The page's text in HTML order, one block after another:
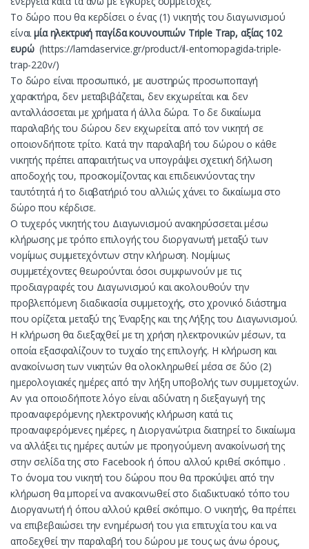
Το δώρο που θα κερδίσει ο ένας (1) νικητής του διαγωνισμού
είναι μία ηλεκτρική παγίδα κουνουπιών Triple Trap, αξίας 102
ευρώ(https://lamdaservice.gr/product/il-entomopagida-triple-
trap-220v/)
Το δώρο είναι προσωπικό, με αυστηρώς προσωποπαγή
χαρακτήρα, δεν μεταβιβάζεται, δεν εκχωρείται και δεν
ανταλλάσσεται με χρήματα ή άλλα δώρα. Το δε δικαίωμα
παραλαβής του δώρου δεν εκχωρείται από τον νικητή σε
οποιονδήποτε τρίτο. Κατά την παραλαβή του δώρου ο κάθε
νικητής πρέπει απαραιτήτως να υπογράψει σχετική δήλωση
αποδοχής του, προσκομίζοντας και επιδεικνύοντας την
ταυτότητά ή το διαβατήριό του αλλιώς χάνει το δικαίωμα στο
δώρο που κέρδισε.
Ο τυχερός νικητής του Διαγωνισμού ανακηρύσσεται μέσω
κλήρωσης με τρόπο επιλογής του διοργανωτή μεταξύ των
νομίμως συμμετεχόντων στην κλήρωση. Νομίμως
συμμετέχοντες θεωρούνται όσοι συμφωνούν με τις
προδιαγραφές του Διαγωνισμού και ακολουθούν την
προβλεπόμενη διαδικασία συμμετοχής, στο χρονικό διάστημα
που ορίζεται μεταξύ της Έναρξης και της Λήξης του Διαγωνισμού.
H κλήρωση θα διεξαχθεί με τη χρήση ηλεκτρονικών μέσων, τα
οποία εξασφαλίζουν το τυχαίο της επιλογής. Η κλήρωση και
ανακοίνωση των νικητών θα ολοκληρωθεί μέσα σε δύο (2)
ημερολογιακές ημέρες από την λήξη υποβολής των συμμετοχών.
Αν για οποιοδήποτε λόγο είναι αδύνατη η διεξαγωγή της
προαναφερόμενης ηλεκτρονικής κλήρωση κατά τις
προαναφερόμενες ημέρες, η Διοργανώτρια διατηρεί το δικαίωμα
να αλλάξει τις ημέρες αυτών με προηγούμενη ανακοίνωσή της
στην σελίδα της στο Facebook ή όπου αλλού κριθεί σκόπιμο .
Το όνομα του νικητή του δώρου που θα προκύψει από την
κλήρωση θα μπορεί να ανακοινωθεί στο διαδικτυακό τόπο του
Διοργανωτή ή όπου αλλού κριθεί σκόπιμο. Ο νικητής, θα πρέπει
να επιβεβαιώσει την ενημέρωσή του για επιτυχία του και να
αποδεχθεί την παραλαβή του δώρου με τους ως άνω όρους,